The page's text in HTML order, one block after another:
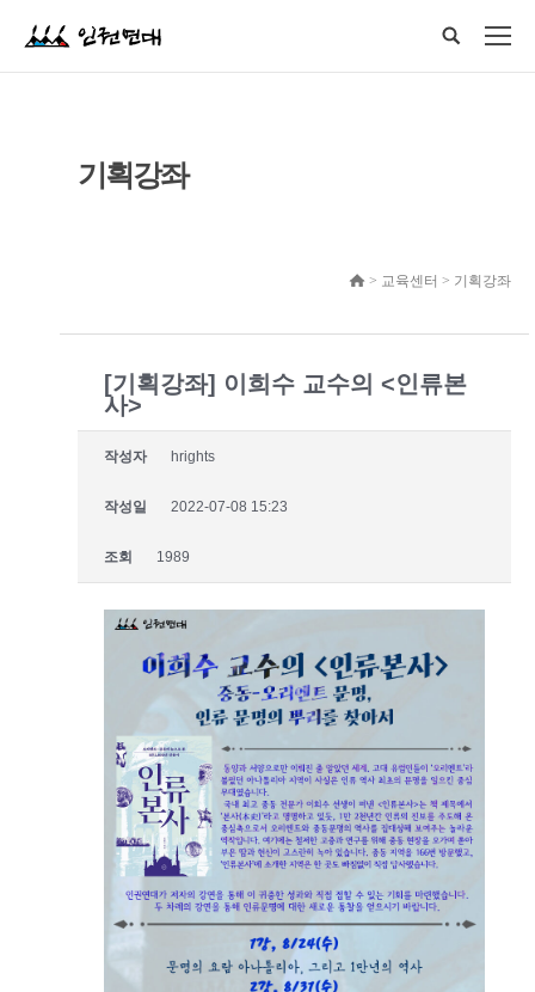
기획강좌
> 교육센터 > 기획강좌
[기획강좌] 이희수 교수의 <인류본
사>
작성자 hrights
작성일 2022-07-08 15:23
조회 1989